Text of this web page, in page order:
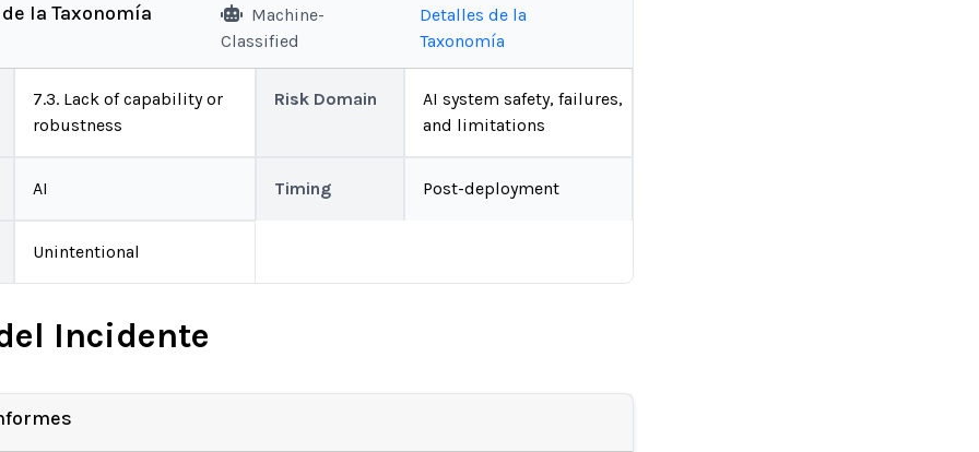
la Taxonomía
Machine-
Classified
Detalles de la
Taxonomía
7.3. Lack of capability or
robustness
Risk Domain
AI system safety, failures,
and limitations
AI Timing Post-deployment
Unintentional
Incidente